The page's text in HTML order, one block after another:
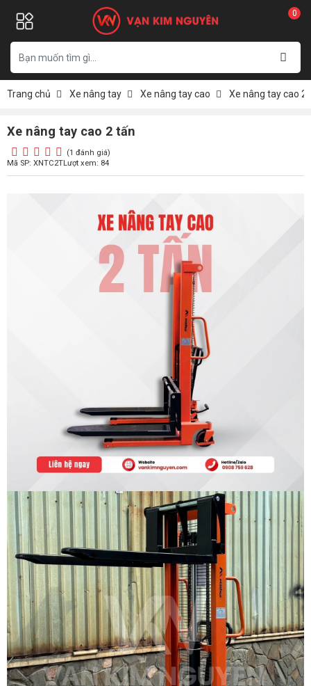
0
Trang chủ Xe nâng tay Xe nâng tay cao Xe nâng tay cao 2
Xe nâng tay cao 2 tấn
(1 đánh giá)
Mã SP: XNTC2TLượt xem: 84